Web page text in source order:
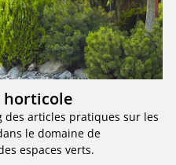
horticole
des articles pratiques sur les
le domaine de
espaces verts.